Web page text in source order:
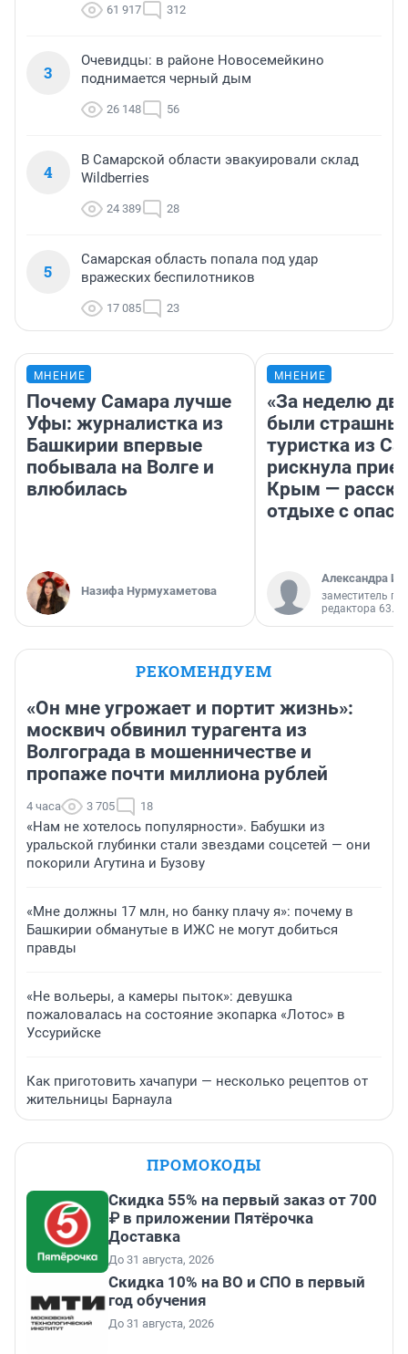
61 917 312
3
Очевидцы: в районе Новосемейкино
поднимается черный дым
26 148 56
4
В Самарской области эвакуировали склад
Wildberries
24 389 28
5
Самарская область попала под удар
вражеских беспилотников
17 085 23
МНЕНИЕ
Почему Самара лучше
Уфы: журналистка из
Башкирии впервые
побывала на Волге и
влюбилась
Назифа Нурмухаметова
МНЕНИЕ
«За неделю
были
туристка из
рискнула
Крым —
отдыхе с
Александра
заместитель
редактора 63.RU
РЕКОМЕНДУЕМ
«Он мне угрожает и портит жизнь»:
москвич обвинил турагента из
Волгограда в мошенничестве и
пропаже почти миллиона рублей
4 часа 3 705 18
«Нам не хотелось популярности». Бабушки из
уральской глубинки стали звездами соцсетей — они
покорили Агутина и Бузову
«Мне должны 17 млн, но банку плачу я»: почему в
Башкирии обманутые в ИЖС не могут добиться
правды
«Не вольеры, а камеры пыток»: девушка
пожаловалась на состояние экопарка «Лотос» в
Уссурийске
Как приготовить хачапури — несколько рецептов от
жительницы Барнаула
ПРОМОКОДЫ
Скидка 55% на первый заказ от 700
₽ в приложении Пятёрочка
Доставка
До 31 августа, 2026
Скидка 10% на ВО и СПО в первый
год обучения
До 31 августа, 2026